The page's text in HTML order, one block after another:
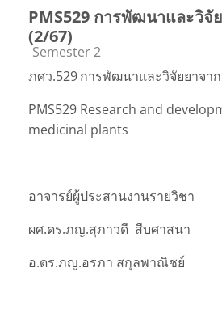
PMS529 การพัฒนาและวิจั
(2/67)
Course category
Semester 2
ภศว.529การพัฒนาและวิจัยยาจา
PMS529 Research and
medicinal plants
อาจารย์ผู้ประสานงานรายวิชา
ผศ.ดร.ภญ.สุภาวดี สืบศาสนา
อ.ดร.ภญ.อรภา สกุลพาณิชย์